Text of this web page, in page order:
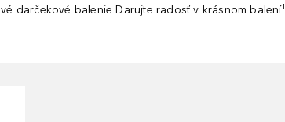
darčekové balenie Darujte radosť v krásnom balení¹